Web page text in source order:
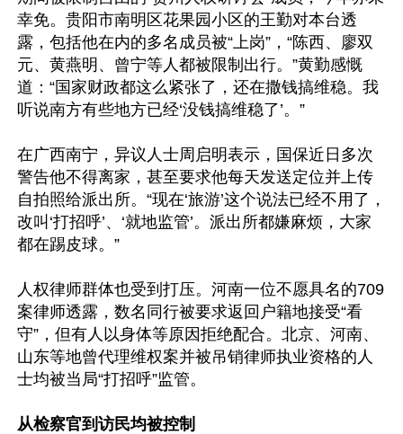
幸免。贵阳市南明区花果园小区的王勤对本台透
露，包括他在内的多名成员被“上岗”，“陈西、廖双
元、黄燕明、曾宁等人都被限制出行。”黄勤感慨
道：“国家财政都这么紧张了，还在撒钱搞维稳。我
听说南方有些地方已经‘没钱搞维稳了’。”
在广西南宁，异议人士周启明表示，国保近日多次
警告他不得离家，甚至要求他每天发送定位并上传
自拍照给派出所。“现在‘旅游’这个说法已经不用了，
改叫‘打招呼’、‘就地监管’。派出所都嫌麻烦，大家
都在踢皮球。”
人权律师群体也受到打压。河南一位不愿具名的709
案律师透露，数名同行被要求返回户籍地接受“看
守”，但有人以身体等原因拒绝配合。北京、河南、
山东等地曾代理维权案并被吊销律师执业资格的人
士均被当局“打招呼”监管。
从检察官到访民均被控制